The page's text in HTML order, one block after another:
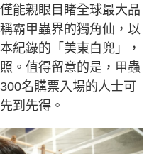
能親眼目睹全球最大品
霸甲蟲界的獨角仙，以
紀錄的「美東白兜」，
。值得留意的是，甲蟲
名購票入場的人士可
到先得。